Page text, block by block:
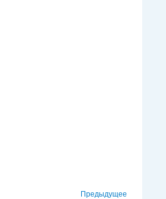
Предыдущее